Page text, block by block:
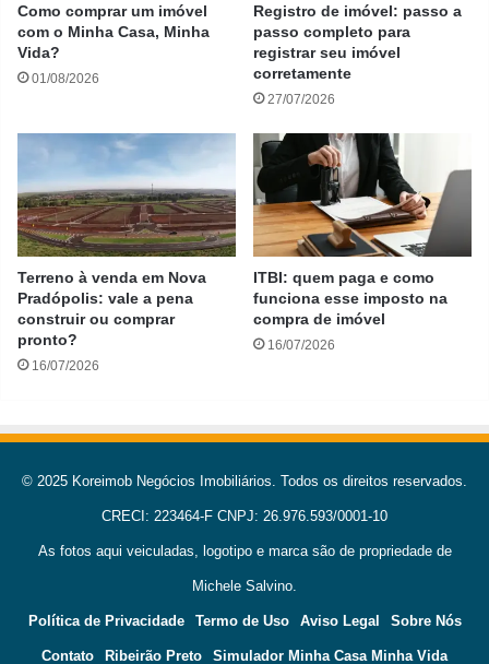
Como comprar um imóvel
com o Minha Casa, Minha
Vida?
01/08/2026
Registro de imóvel: passo a
passo completo para
registrar seu imóvel
corretamente
27/07/2026
Terreno à venda em Nova
Pradópolis: vale a pena
construir ou comprar
pronto?
16/07/2026
ITBI: quem paga e como
funciona esse imposto na
compra de imóvel
16/07/2026
© 2025 Koreimob Negócios Imobiliários. Todos os direitos reservados.
CRECI: 223464-F CNPJ: 26.976.593/0001-10
As fotos aqui veiculadas, logotipo e marca são de propriedade de
Michele Salvino.
Política de Privacidade Termo de Uso Aviso Legal Sobre Nós
Contato Ribeirão Preto Simulador Minha Casa Minha Vida